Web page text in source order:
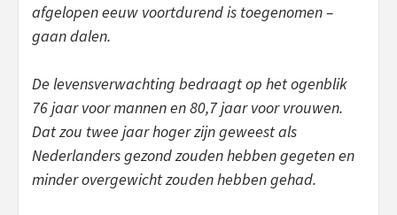
afgelopen eeuw voortdurend is toegenomen –
gaan dalen.
De levensverwachting bedraagt op het ogenblik
76 jaar voor mannen en 80,7 jaar voor vrouwen.
Dat zou twee jaar hoger zijn geweest als
Nederlanders gezond zouden hebben gegeten en
minder overgewicht zouden hebben gehad.